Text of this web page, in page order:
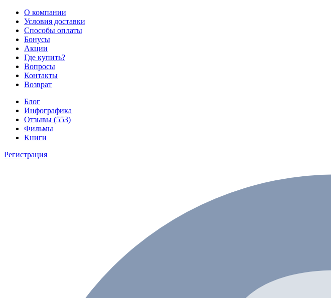
О компании
Условия доставки
Способы оплаты
Бонусы
Акции
Где купить?
Вопросы
Контакты
Возврат
Блог
Инфографика
Отзывы (553)
Фильмы
Книги
Регистрация